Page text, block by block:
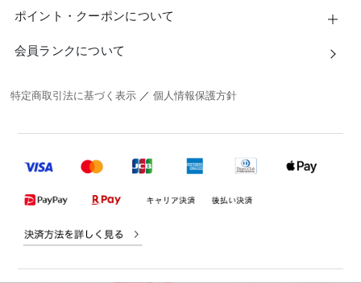
ポイント・クーポンについて
会員ランクについて
特定商取引法に基づく表示 ／個人情報保護方針